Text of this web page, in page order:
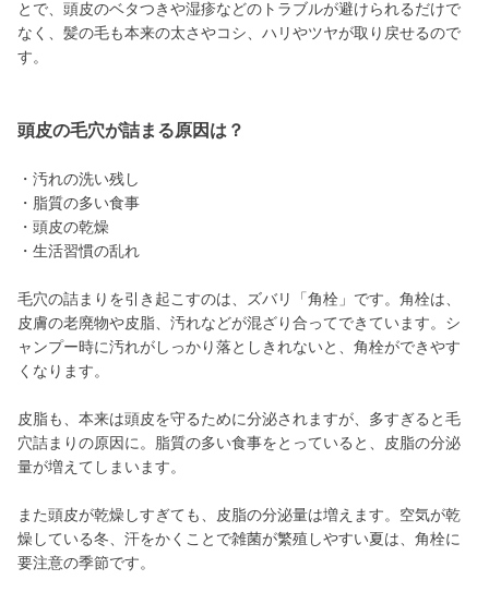
とで、頭皮のベタつきや湿疹などのトラブルが避けられるだけで
なく、髪の毛も本来の太さやコシ、ハリやツヤが取り戻せるので
す。
頭皮の毛穴が詰まる原因は？
・汚れの洗い残し
・脂質の多い食事
・頭皮の乾燥
・生活習慣の乱れ
毛穴の詰まりを引き起こすのは、ズバリ「角栓」です。角栓は、
皮膚の老廃物や皮脂、汚れなどが混ざり合ってできています。シ
ャンプー時に汚れがしっかり落としきれないと、角栓ができやす
くなります。
皮脂も、本来は頭皮を守るために分泌されますが、多すぎると毛
穴詰まりの原因に。脂質の多い食事をとっていると、皮脂の分泌
量が増えてしまいます。
また頭皮が乾燥しすぎても、皮脂の分泌量は増えます。空気が乾
燥している冬、汗をかくことで雑菌が繁殖しやすい夏は、角栓に
要注意の季節です。